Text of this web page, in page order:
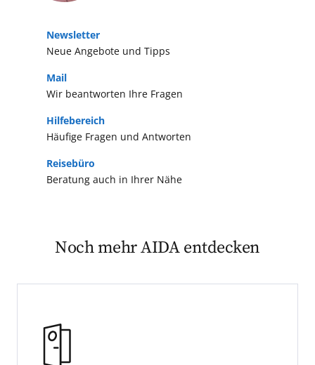
Erkundungstouren
atmungsaktive Stoffe für heiße
Neue Angebote und Tipps
Newsletter
Häufige Fragen und Antworten
Hilfebereich
Wir beantworten Ihre Fragen
Mail
Beratung auch in Ihrer Nähe
Reisebüro
Noch mehr AIDA entdecken